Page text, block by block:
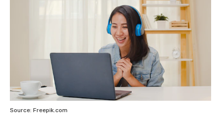
Source: Freepik.com